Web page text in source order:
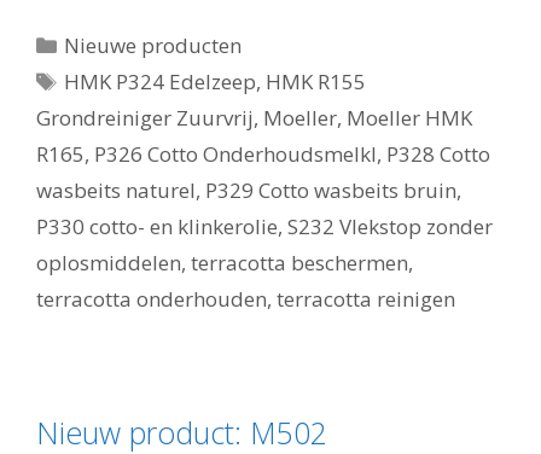
Categorieën
Nieuwe producten
Tags
HMK P324 Edelzeep, HMK R155
Grondreiniger Zuurvrij, Moeller, Moeller HMK
R165, P326 Cotto Onderhoudsmelkl, P328 Cotto
wasbeits naturel, P329 Cotto wasbeits bruin,
P330 cotto- en klinkerolie, S232 Vlekstop zonder
oplosmiddelen, terracotta beschermen,
terracotta onderhouden, terracotta reinigen
Nieuw product: M502